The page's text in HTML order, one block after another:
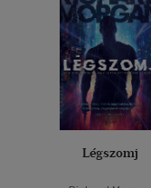
Légszomj